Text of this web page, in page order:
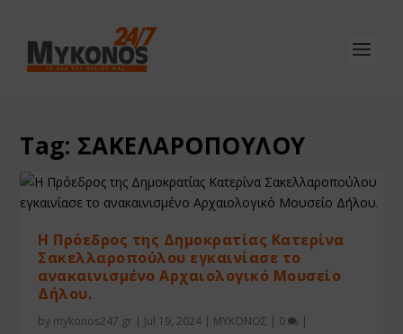
Tag: ΣΑΚΕΛΑΡΟΠΟΥΛΟΥ
Η Πρόεδρος της Δημοκρατίας Κατερίνα
Σακελλαροπούλου εγκαινίασε το
ανακαινισμένο Αρχαιολογικό Μουσείο
Δήλου.
by mykonos247.gr | Jul 19, 2024 | ΜΥΚΟΝΟΣ | 0 |